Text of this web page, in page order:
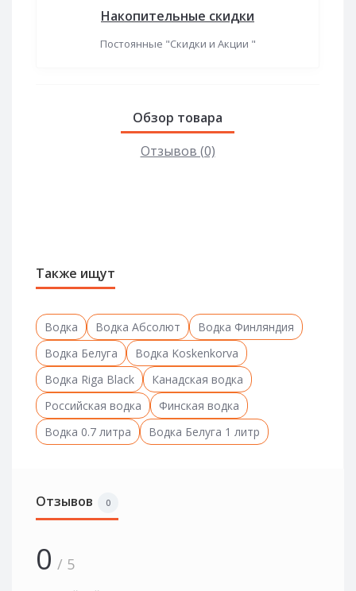
Накопительные скидки
Постоянные "Скидки и Акции "
Обзор товара
Отзывов (0)
Также ищут
Водка Водка Абсолют
Водка Финляндия
Водка Белуга
Водка Koskenkorva
Водка Riga Black
Канадская водка
Российская водка
Финская водка
Водка 0.7 литра
Водка Белуга 1 литр
Отзывов 0
0 / 5